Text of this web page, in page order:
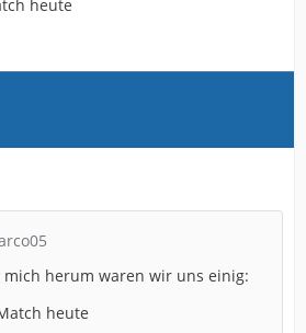
heute
herum waren wir uns einig:
heute